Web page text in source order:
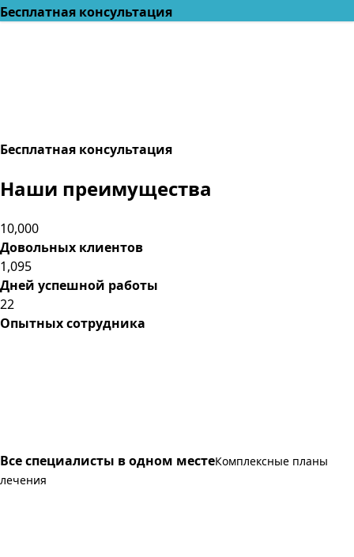
Бесплатная консультация
Бесплатная консультация
Наши преимущества
10,000
Довольных клиентов
1,095
Дней успешной работы
22
Опытных сотрудника
Все специалисты в одном местеКомплексные планы
лечения